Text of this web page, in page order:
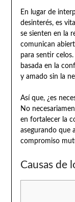
En lugar de
desinterés, es
se sienten en la
comunican
para sentir
basada en la
y amado sin la
Así que, ¿es
No
en fortalecer la
asegurando que
compromiso
Causas de